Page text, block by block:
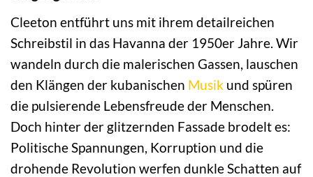
Cleeton entführt uns mit ihrem detailreichen
Schreibstil in das Havanna der 1950er Jahre. Wir
wandeln durch die malerischen Gassen, lauschen
den Klängen der kubanischen Musik und spüren
die pulsierende Lebensfreude der Menschen.
Doch hinter der glitzernden Fassade brodelt es:
Politische Spannungen, Korruption und die
drohende Revolution werfen dunkle Schatten auf